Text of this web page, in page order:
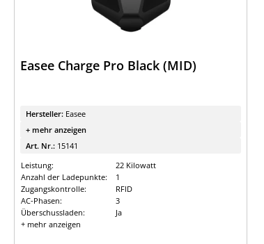
Easee Charge Pro Black (MID)
Hersteller: Easee
+ mehr anzeigen
Art. Nr.: 15141
Leistung:
22 Kilowatt
Anzahl der Ladepunkte:
1
Zugangskontrolle:
RFID
AC-Phasen:
3
Überschussladen:
Ja
+ mehr anzeigen